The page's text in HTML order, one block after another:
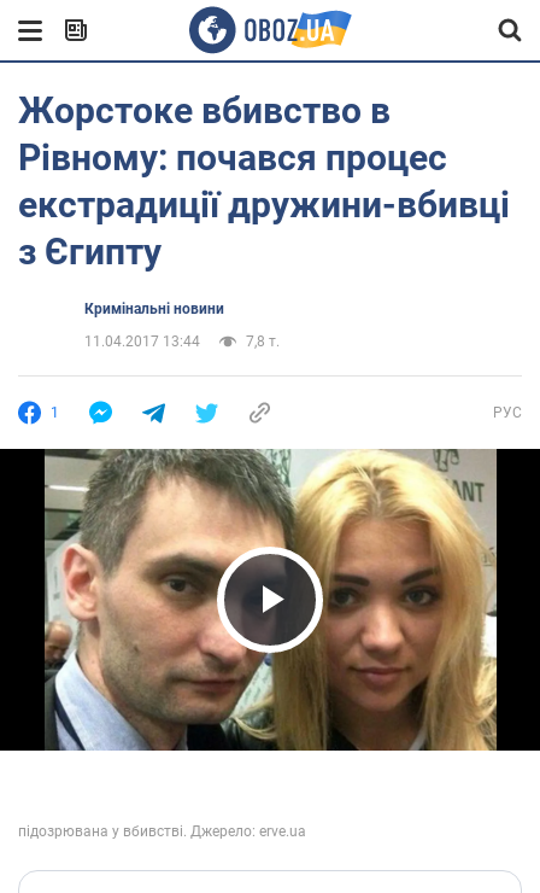
Жорстоке вбивство в
Рівному: почався процес
екстрадиції дружини-вбивці
з Єгипту
Кримінальні новини
11.04.2017 13:44
7,8 т.
1 РУС
Play Video